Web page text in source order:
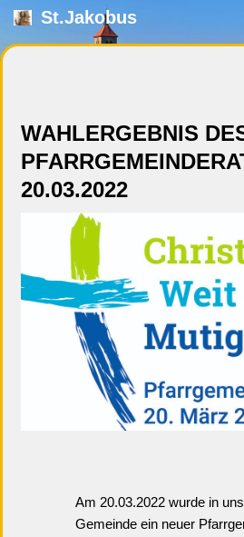
Zum
St.Jakobus
WAHLERGEBNIS
20.03.2022
Am 20.03.2022 wurde in
Gemeinde ein neuer